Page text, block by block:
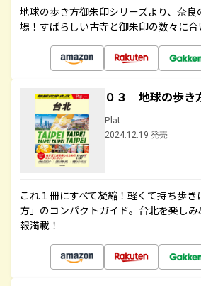
地球の歩き方御朱印シリーズより、奈
場！すばらしい古寺と御朱印の数々に
０３ 地球の歩
Plat
2024.12.19 発売
これ１冊にすべて凝縮！軽くて持ち歩
方」のコンパクトガイド。台北を楽し
報満載！